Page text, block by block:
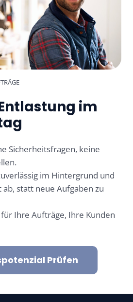
im
Sicherheitsfragen, keine
im Hintergrund und
statt neue Aufgaben zu
Ihre Aufträge, Ihre Kunden
Prüfen